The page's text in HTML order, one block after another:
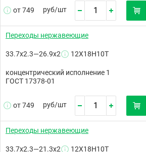
от 749 руб/шт
Переходы нержавеющие
33.7х2.3—26.9х2 12Х18Н10Т
концентрический исполнение 1
ГОСТ 17378-01
от 749 руб/шт
Переходы нержавеющие
33.7х2.3—21.3х2 12Х18Н10Т